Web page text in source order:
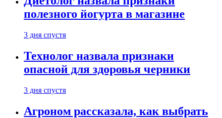
полезного йогурта в магазине
3 дня спустя
Технолог назвала признаки
опасной для здоровья черники
3 дня спустя
Агроном рассказала, как выбрать